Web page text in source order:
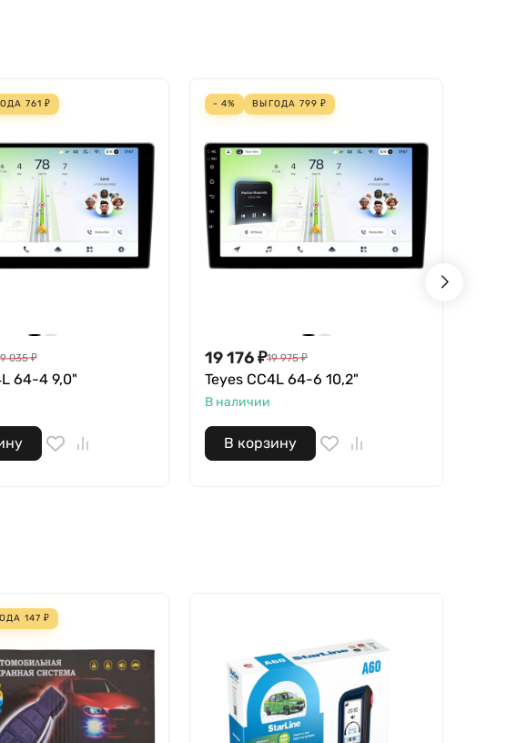
761 ₽
035 ₽
64-4 9,0"
- 4% ВЫГОДА 799 ₽
19 176₽19 975 ₽
Teyes CC4L 64-6 10,2"
В наличии
В корзину
147 ₽